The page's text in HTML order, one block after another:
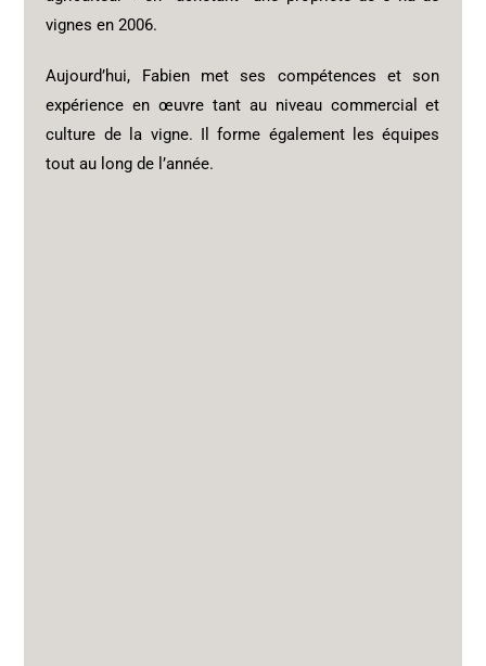
vignes en 2006.
Aujourd’hui, Fabien met ses compétences et son
expérience en œuvre tant au niveau commercial et
culture de la vigne. Il forme également les équipes
tout au long de l’année.